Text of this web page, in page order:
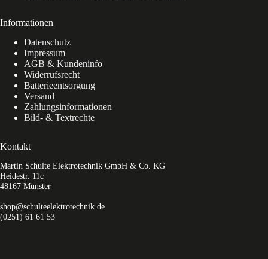
Informationen
Datenschutz
Impressum
AGB & Kundeninfo
Widerrufsrecht
Batterieentsorgung
Versand
Zahlungsinformationen
Bild- & Textrechte
Kontakt
Martin Schulte Elektrotechnik GmbH & Co. KG
Heidestr. 11c
48167 Münster
shop@schulteelektrotechnik.de
(0251) 61 61 53